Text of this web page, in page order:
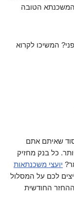
המשכנתא הטובה
המשיכו לקרוא
שאיתם אתם
כל בנק מחזיק
יועצי משכנתאות
לכם על המסלול
החודשית